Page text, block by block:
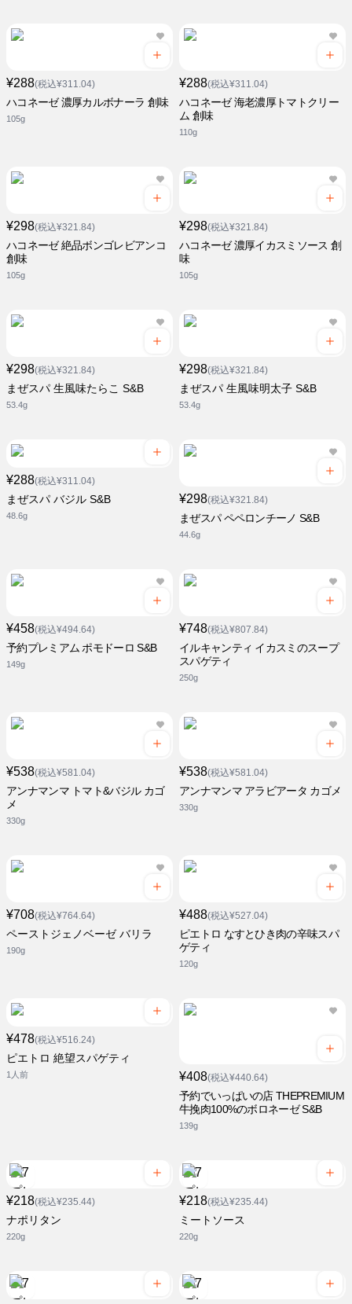
¥288(税込¥311.04)
ハコネーゼ 濃厚カルボナーラ 創味
105g
¥288(税込¥311.04)
ハコネーゼ 海老濃厚トマトクリー
ム 創味
110g
¥298(税込¥321.84)
ハコネーゼ 絶品ボンゴレビアンコ
創味
105g
¥298(税込¥321.84)
ハコネーゼ 濃厚イカスミソース 創
味
105g
¥298(税込¥321.84)
まぜスパ 生風味たらこ S&B
53.4g
¥298(税込¥321.84)
まぜスパ 生風味明太子 S&B
53.4g
¥288(税込¥311.04)
まぜスパ バジル S&B
48.6g
¥298(税込¥321.84)
まぜスパ ペペロンチーノ S&B
44.6g
¥458(税込¥494.64)
予約プレミアム ポモドーロ S&B
149g
¥748(税込¥807.84)
イルキャンティ イカスミのスープ
スパゲティ
250g
¥538(税込¥581.04)
アンナマンマ トマト&バジル カゴ
メ
330g
¥538(税込¥581.04)
アンナマンマ アラビアータ カゴメ
330g
¥708(税込¥764.64)
ペーストジェノベーゼ バリラ
190g
¥488(税込¥527.04)
ピエトロ なすとひき肉の辛味スパ
ゲティ
120g
¥478(税込¥516.24)
ピエトロ 絶望スパゲティ
1人前 ¥408(税込¥440.64)
予約でいっぱいの店 THEPREMIUM
牛挽肉100%のボロネーゼ S&B
139g
¥218(税込¥235.44)
ナポリタン
220g
¥218(税込¥235.44)
ミートソース
220g